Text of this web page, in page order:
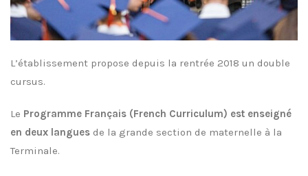
L’établissement propose depuis la rentrée 2018 un double
cursus.
Le Programme Français (French Curriculum) est enseigné
en deux langues de la grande section de maternelle à la
Terminale.